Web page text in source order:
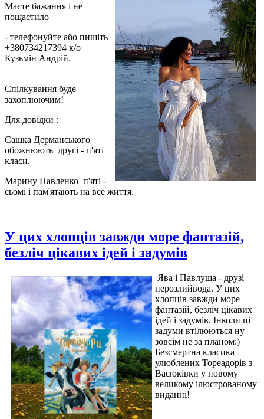
Маєте бажання і не
пощастило
- телефонуйте або пишіть
+380734217394 к/о
Кузьмін Андрій.
Спілкування буде
захоплюючим!
Для довідки :
Сашка Дерманського
обожнюють другі - п'яті
класи.
Марину Павленко п'яті -
сьомі і пам'ятають на все життя.
У цих хлопців завжди море фантазій,
безліч цікавих ідей і задумів
Ява і Павлуша - друзі
нерозлийвода. У цих
хлопців завжди море
фантазій, безліч цікавих
ідей і задумів. Інколи ці
задуми втілюються ну
зовсім не за планом:)
Безсмертна класика
улюблених Тореадорів з
Васюківки у новому
великому ілюстрованому
виданні!